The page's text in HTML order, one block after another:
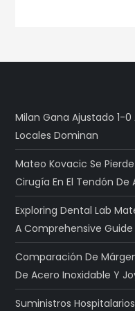
Milan Gana Ajustado 1-
Locales Dominan
Mateo Kovacic Se
Cirugía En El Tendón De
Exploring Dental Lab
A Comprehensive Guide
Comparación De
De Acero Inoxidable Y
Suministros